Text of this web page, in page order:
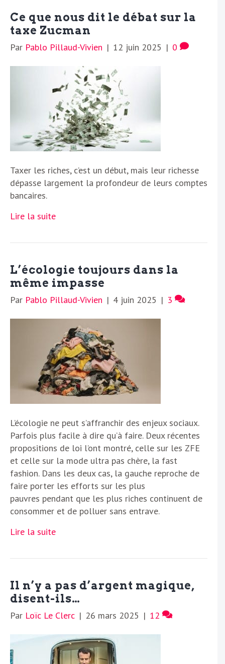
Ce que nous dit le débat sur la
taxe Zucman
Par Pablo Pillaud-Vivien | 12 juin 2025 | 0
Taxer les riches, c’est un début, mais leur richesse
dépasse largement la profondeur de leurs comptes
bancaires.
Lire la suite
L’écologie toujours dans la
même impasse
Par Pablo Pillaud-Vivien | 4 juin 2025 | 3
L’écologie ne peut s’affranchir des enjeux sociaux.
Parfois plus facile à dire qu’à faire. Deux récentes
propositions de loi l’ont montré, celle sur les ZFE
et celle sur la mode ultra pas chère, la fast
fashion. Dans les deux cas, la gauche reproche de
faire porter les efforts sur les plus
pauvres pendant que les plus riches continuent de
consommer et de polluer sans entrave.
Lire la suite
Il n’y a pas d’argent magique,
disent-ils…
Par Loïc Le Clerc | 26 mars 2025 | 12